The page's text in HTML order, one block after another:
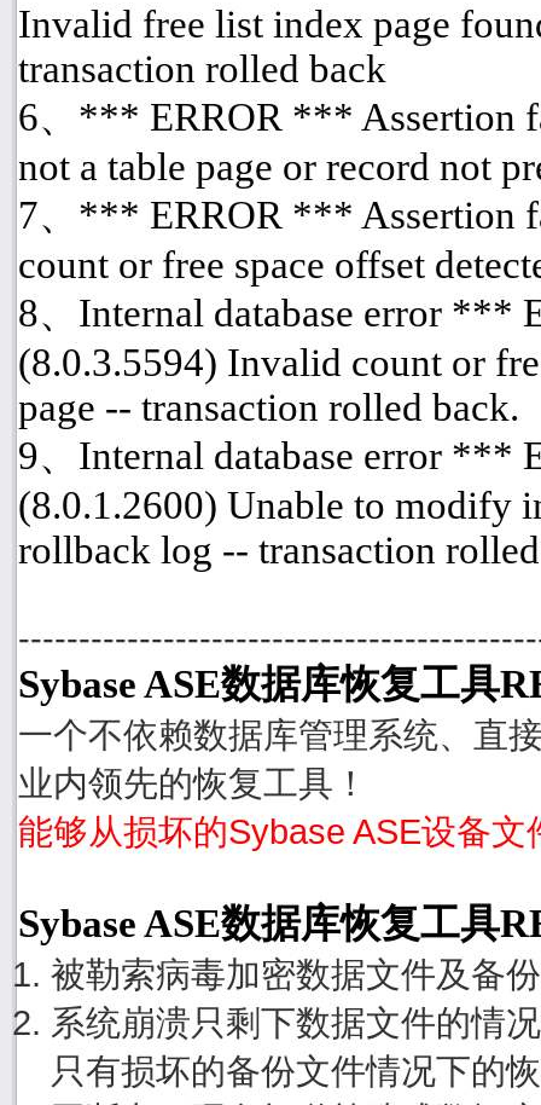
Invalid free list index page
transaction rolled back
6、*** ERROR *** Assertion
not a table page or record not
7、*** ERROR *** Assertion
count or free space offset
8、Internal database error ***
(8.0.3.5594) Invalid count or
page -- transaction rolled back.
9、Internal database error ***
(8.0.1.2600) Unable to modify
rollback log -- transaction
Sybase ASE数据库恢复工具
一个不依赖数据库管理系统、直
业内领先的恢复工具！
能够从损坏的Sybase ASE设备
Sybase ASE数据库恢复工具
被勒索病毒加密数据文件及备
系统崩溃只剩下数据文件的情
只有损坏的备份文件情况下的